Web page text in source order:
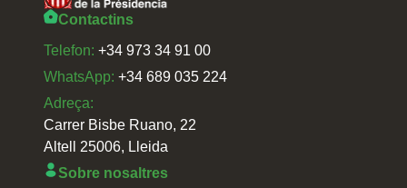
Contactins
Telefon: +34 973 34 91 00
WhatsApp: +34 689 035 224
Adreça:
Carrer Bisbe Ruano, 22
Altell 25006, Lleida
Sobre nosaltres